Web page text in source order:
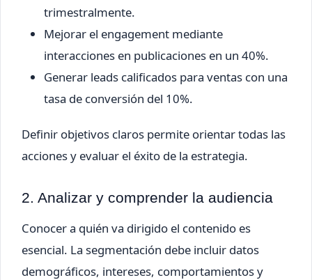
trimestralmente.
Mejorar el engagement mediante
interacciones en publicaciones en un 40%.
Generar leads calificados para ventas con una
tasa de conversión del 10%.
Definir objetivos claros permite orientar todas las
acciones y evaluar el éxito de la estrategia.
2. Analizar y comprender la audiencia
Conocer a quién va dirigido el contenido es
esencial. La segmentación debe incluir datos
demográficos, intereses, comportamientos y